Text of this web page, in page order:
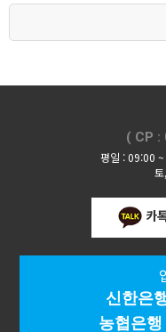
( CP
평일 : 09:00
카
신한은
농협은